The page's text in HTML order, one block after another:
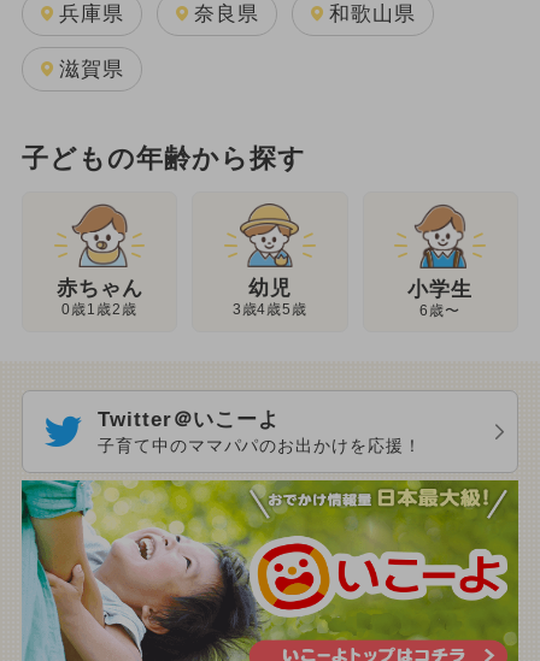
兵庫県 奈良県 和歌山県
滋賀県
子どもの年齢から探す
赤ちゃん
0歳1歳2歳
幼児
3歳4歳5歳
小学生
6歳〜
Twitter＠いこーよ
子育て中のママパパのお出かけを応援！